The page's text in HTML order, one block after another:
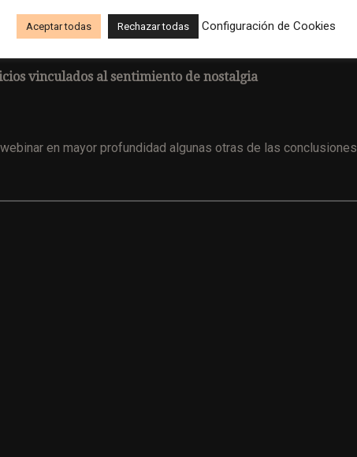
vinculados al sentimiento de nostalgia
en mayor profundidad algunas otras de las conclusiones
Aceptar todas Rechazar todas Configuración de Cookies